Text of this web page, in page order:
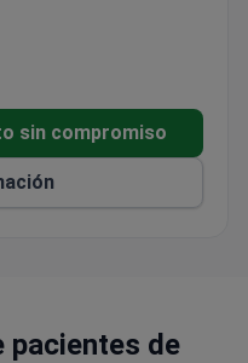
al año en
A la fecha, la
450 profesionales,
sin compromiso
pacientes de